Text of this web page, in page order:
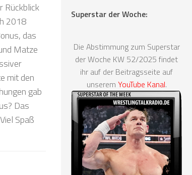
Rückblick
2018
das
Matze
mit den
gab
Das
Spaß
Superstar der Woche:
Die Abstimmung zum Superstar
der Woche KW 52/2025 findet
ihr auf der Beitragsseite auf
unserem YouTube Kanal.